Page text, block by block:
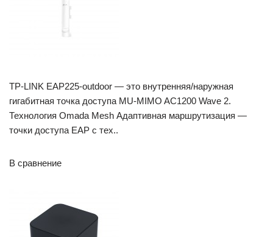
TP-LINK EAP225-outdoor — это внутренняя/наружная
гигабитная точка доступа MU-MIMO AC1200 Wave 2.
Технология Omada Mesh Адаптивная маршрутизация —
точки доступа EAP с тех..
В сравнение